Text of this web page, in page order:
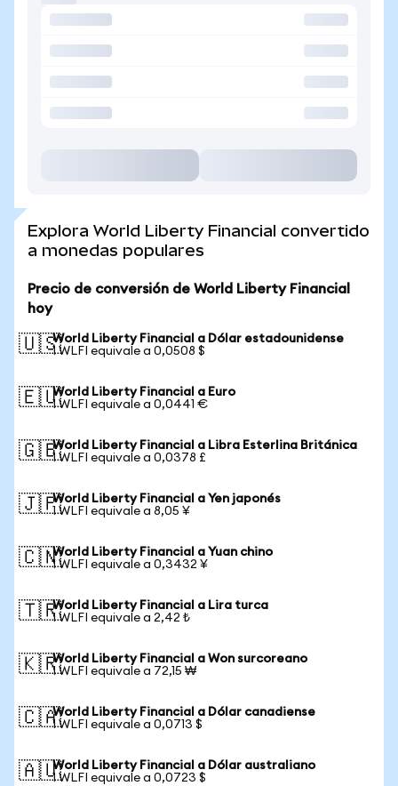
Explora World Liberty Financial convertido
a monedas populares
Precio de conversión de World Liberty Financial
hoy
🇺🇸World Liberty Financial a Dólar estadounidense
1 WLFI equivale a 0,0508 $
🇪🇺World Liberty Financial a Euro
1 WLFI equivale a 0,0441 €
🇬🇧World Liberty Financial a Libra Esterlina Británica
1 WLFI equivale a 0,0378 £
🇯🇵World Liberty Financial a Yen japonés
1 WLFI equivale a 8,05 ¥
🇨🇳World Liberty Financial a Yuan chino
1 WLFI equivale a 0,3432 ¥
🇹🇷World Liberty Financial a Lira turca
1 WLFI equivale a 2,42 ₺
🇰🇷World Liberty Financial a Won surcoreano
1 WLFI equivale a 72,15 ₩
🇨🇦World Liberty Financial a Dólar canadiense
1 WLFI equivale a 0,0713 $
🇦🇺World Liberty Financial a Dólar australiano
1 WLFI equivale a 0,0723 $